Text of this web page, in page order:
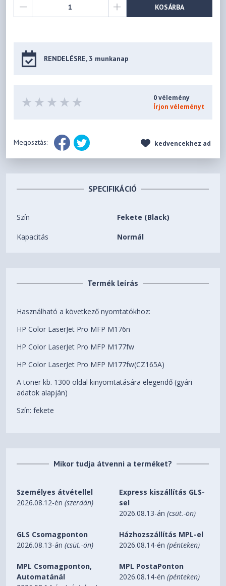
KOSÁRBA
RENDELÉSRE, 3 munkanap
0 vélemény
Írjon véleményt
Megosztás: kedvencekhez ad
SPECIFIKÁCIÓ
Szín Fekete (Black)
Kapacitás Normál
Termék leírás
Használható a következő nyomtatókhoz:
HP Color LaserJet Pro MFP M176n
HP Color LaserJet Pro MFP M177fw
HP Color LaserJet Pro MFP M177fw(CZ165A)
A toner kb. 1300 oldal kinyomtatására elegendő (gyári
adatok alapján)
Szín: fekete
Mikor tudja átvenni a terméket?
Személyes átvétellel
2026.08.12-én(szerdán)
Express kiszállítás GLS-
sel
2026.08.13-án(csüt.-ön)
GLS Csomagponton
2026.08.13-án(csüt.-ön)
Házhozszállítás MPL-el
2026.08.14-én(pénteken)
MPL Csomagponton,
Automatánál
MPL PostaPonton
2026.08.14-én(pénteken)